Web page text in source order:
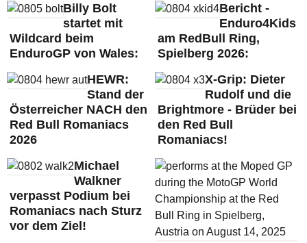
Billy Bolt
startet mit
Wildcard beim
EnduroGP von Wales:
Bericht -
Enduro4Kids
am RedBull Ring,
Spielberg 2026:
HEWR:
Stand der
Österreicher NACH den
Red Bull Romaniacs
2026
X-Grip: Dieter
Rudolf und die
Brightmore - Brüder bei
den Red Bull
Romaniacs!
Michael
Walkner
verpasst Podium bei
Romaniacs nach Sturz
vor dem Ziel!